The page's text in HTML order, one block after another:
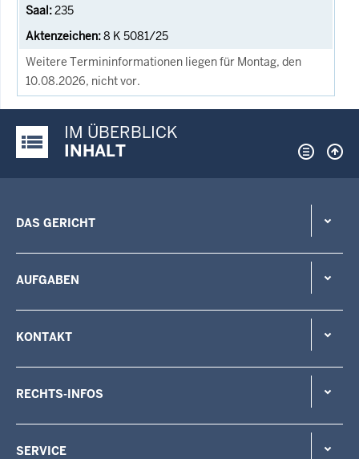
235
8 K 5081/25
Weitere Termininformationen liegen für Montag, den
10.08.2026, nicht vor.
Justiz-Portal im Überblick:
IM ÜBERBLICK
INHALT
DAS GERICHT
AUFGABEN
KONTAKT
RECHTS-INFOS
SERVICE